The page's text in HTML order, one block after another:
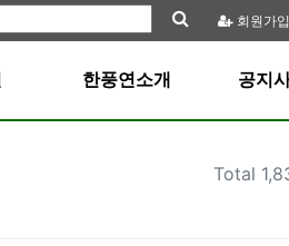
회원 가입
한풍연소개 공지
Total